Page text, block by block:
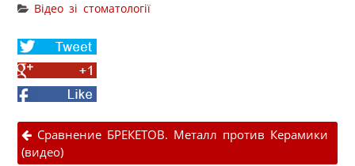
Відео зі стоматології
Share
on
Twitter
Share
on
Google+
Facebook
Навігація публікаціями
Сравнение БРЕКЕТОВ. Металл против Керамики
(видео)